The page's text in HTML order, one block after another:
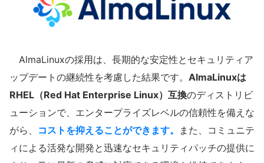
AlmaLinuxの採用は、長期的な安定性とセキュリティア
ップデートの継続性を考慮した結果です。 AlmaLinuxは
RHEL（Red Hat Enterprise Linux）互換のディストリビ
ューションで、エンタープライズレベルの信頼性を備えな
がら、 コストを抑えることができます。
また、コミュニテ
ィによる活発な開発と迅速なセキュリティパッチの提供に